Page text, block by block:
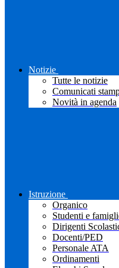
Notizie
Tutte le notizie
Comunicati
Novità in agenda
Istruzione
Organico
Studenti e
Dirigenti
Docenti/PED
Personale ATA
Ordinamenti